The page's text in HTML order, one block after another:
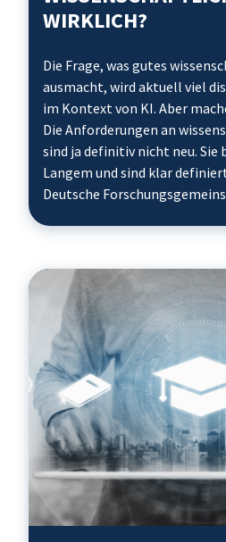
WIRKLICH?
Die Frage, was gutes
ausmacht, wird aktuell viel
im Kontext von KI. Aber
Die Anforderungen an
sind ja definitiv nicht neu. Sie
Langem und sind klar
Deutsche